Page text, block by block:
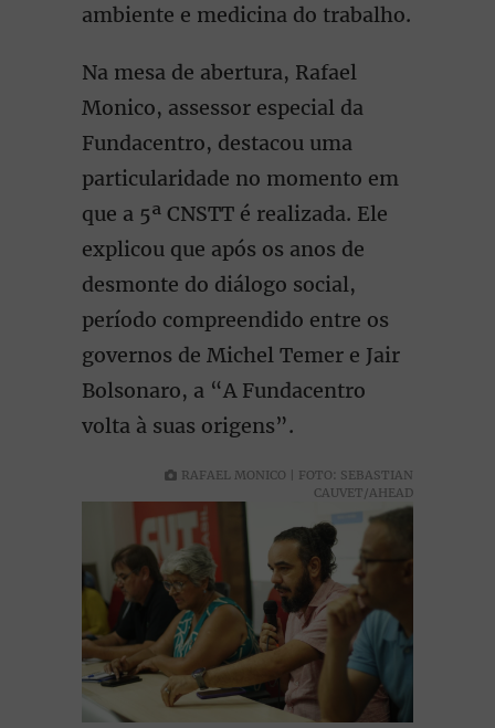
ambiente e medicina do trabalho.
Na mesa de abertura, Rafael
Monico, assessor especial da
Fundacentro, destacou uma
particularidade no momento em
que a 5ª CNSTT é realizada. Ele
explicou que após os anos de
desmonte do diálogo social,
período compreendido entre os
governos de Michel Temer e Jair
Bolsonaro, a “A Fundacentro
volta à suas origens”.
RAFAEL MONICO | FOTO: SEBASTIAN
CAUVET/AHEAD